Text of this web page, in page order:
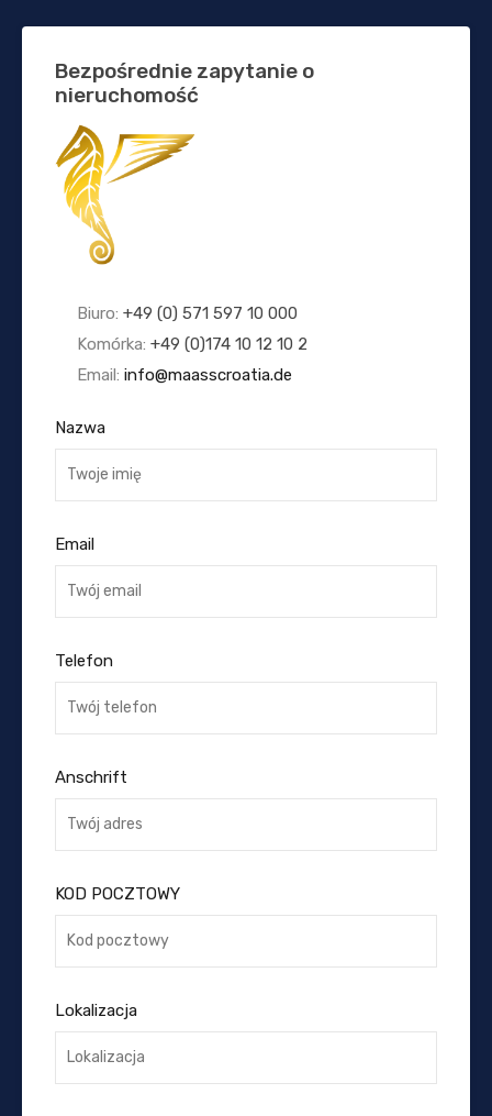
Bezpośrednie zapytanie o
nieruchomość
Biuro: +49 (0) 571 597 10 000
Komórka: +49 (0)174 10 12 10 2
Email: info@maasscroatia.de
Nazwa
Email
Telefon
Anschrift
KOD POCZTOWY
Lokalizacja